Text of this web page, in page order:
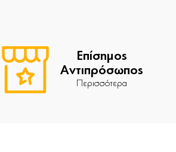
Επίσημος
Αντιπρόσωπος
Περισσότερα